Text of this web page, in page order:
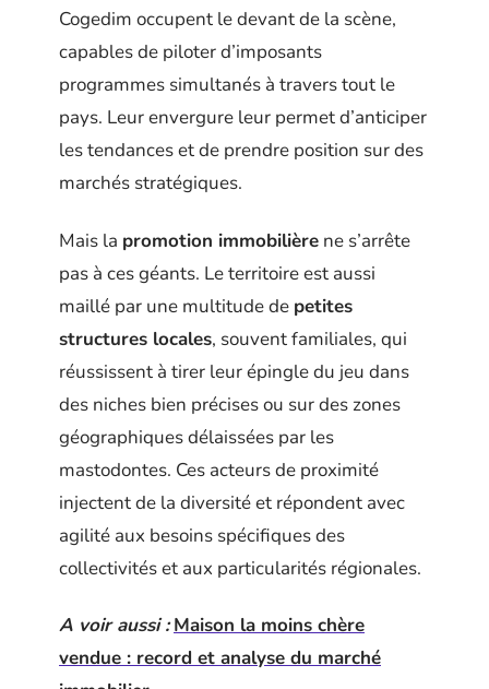
Cogedim occupent le devant de la scène,
capables de piloter d’imposants
programmes simultanés à travers tout le
pays. Leur envergure leur permet d’anticiper
les tendances et de prendre position sur des
marchés stratégiques.
Mais la promotion immobilière ne s’arrête
pas à ces géants. Le territoire est aussi
maillé par une multitude de petites
structures locales, souvent familiales, qui
réussissent à tirer leur épingle du jeu dans
des niches bien précises ou sur des zones
géographiques délaissées par les
mastodontes. Ces acteurs de proximité
injectent de la diversité et répondent avec
agilité aux besoins spécifiques des
collectivités et aux particularités régionales.
A voir aussi : Maison la moins chère
vendue : record et analyse du marché